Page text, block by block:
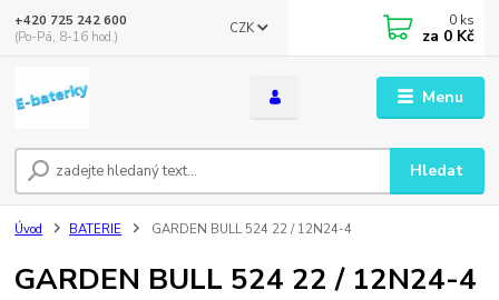
Menu
CZK
Hledat
+420 725 242 600
(Po-Pá, 8-16 hod.)
0 ks
za 0 Kč
Úvod BATERIE GARDEN BULL 524 22 / 12N24-4
GARDEN BULL 524 22 / 12N24-4